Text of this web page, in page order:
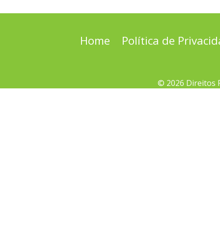
Home Política de
© 2026 Direitos